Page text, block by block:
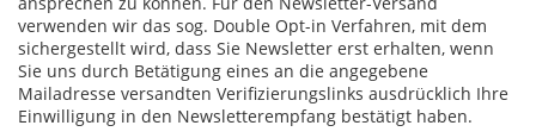
verwenden wir das sog. Double Opt-in Verfahren, mit dem
sichergestellt wird, dass Sie Newsletter erst erhalten, wenn
Sie uns durch Betätigung eines an die angegebene
Mailadresse versandten Verifizierungslinks ausdrücklich Ihre
Einwilligung in den Newsletterempfang bestätigt haben.